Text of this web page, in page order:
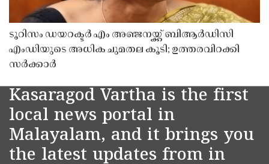
ടൂറിസം ഡയറക്ടർ എം അഞ്ജനയ്ക്ക് ബിആർഡിസി
എംഡിയുടെ അധിക ചുമതല കൂടി; ഉത്തരവിറക്കി
സർക്കാർ
Kasaragod Vartha is the first
local news portal in
Malayalam, and it brings you
the latest updates from in